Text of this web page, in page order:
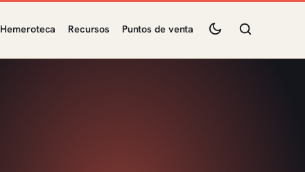
Hemeroteca Recursos Puntos de venta